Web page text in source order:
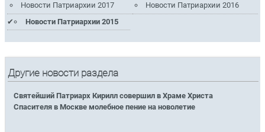
Новости Патриархии 2017
Новости Патриархии 2016
Новости Патриархии 2015
Другие новости раздела
Святейший Патриарх Кирилл совершил в Храме Христа
Спасителя в Москве молебное пение на новолетие